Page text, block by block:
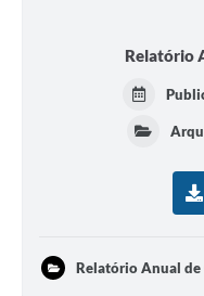
Relatório
Relatório Anual de